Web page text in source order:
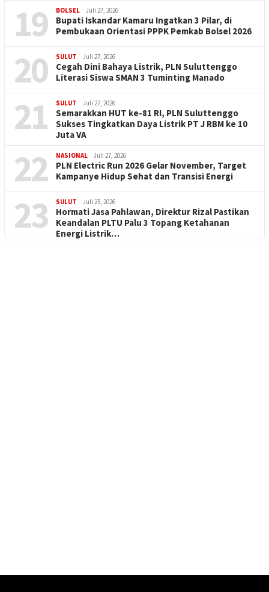
19 BOLSEL Juli 27, 2026
Bupati Iskandar Kamaru Ingatkan 3 Pilar, di
Pembukaan Orientasi PPPK Pemkab Bolsel 2026
20 SULUT Juli 27, 2026
Cegah Dini Bahaya Listrik, PLN Suluttenggo
Literasi Siswa SMAN 3 Tuminting Manado
21 SULUT Juli 27, 2026
Semarakkan HUT ke-81 RI, PLN Suluttenggo
Sukses Tingkatkan Daya Listrik PT J RBM ke 10
Juta VA
22 NASIONAL Juli 27, 2026
PLN Electric Run 2026 Gelar November, Target
Kampanye Hidup Sehat dan Transisi Energi
23 SULUT Juli 25, 2026
Hormati Jasa Pahlawan, Direktur Rizal Pastikan
Keandalan PLTU Palu 3 Topang Ketahanan
Energi Listrik…